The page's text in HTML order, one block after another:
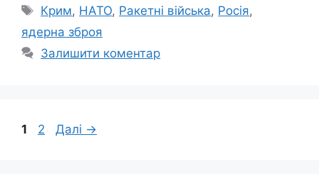
Позначки
Крим, НАТО, Ракетні війська, Росія,
ядерна зброя
Залишити коментар
Сторінка
1 Сторінка
2 Далі →